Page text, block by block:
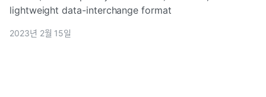
lightweight data-interchange format
2023년 2월 15일